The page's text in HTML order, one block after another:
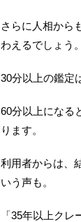
さらに人相から
わえるでしょう。
30分以上の鑑定
60分以上になる
ります。
利用者からは、
いう声も。
「35年以上ク